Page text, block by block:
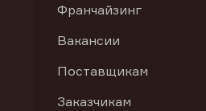
Франчайзинг
Вакансии
Поставщикам
Заказчикам